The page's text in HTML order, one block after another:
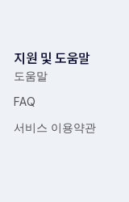
지원 및 도움말
도움말
FAQ
서비스 이용약관